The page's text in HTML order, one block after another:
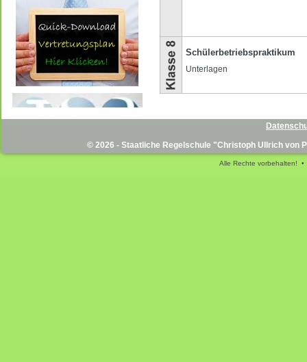
Schülerbetriebspraktikum
Unterlagen
© 2026 - Staatliche Regelschule "Christoph Ullrich von
Alle Rechte vorbehalten!